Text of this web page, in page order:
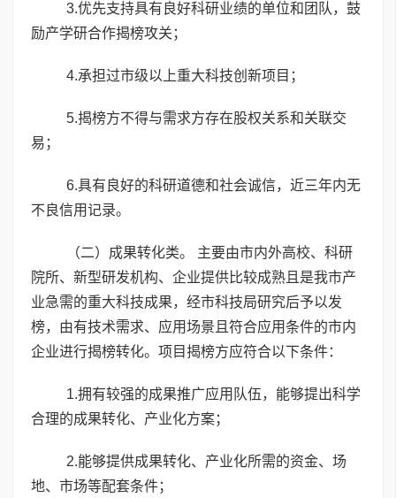
3.优先支持具有良好科研业绩的单位和团队，鼓
励产学研合作揭榜攻关；
4.承担过市级以上重大科技创新项目；
5.揭榜方不得与需求方存在股权关系和关联交
易；
6.具有良好的科研道德和社会诚信，近三年内无
不良信用记录。
（二）成果转化类。 主要由市内外高校、科研
院所、新型研发机构、企业提供比较成熟且是我市产
业急需的重大科技成果，经市科技局研究后予以发
榜，由有技术需求、应用场景且符合应用条件的市内
企业进行揭榜转化。项目揭榜方应符合以下条件：
1.拥有较强的成果推广应用队伍，能够提出科学
合理的成果转化、产业化方案；
2.能够提供成果转化、产业化所需的资金、场
地、市场等配套条件；